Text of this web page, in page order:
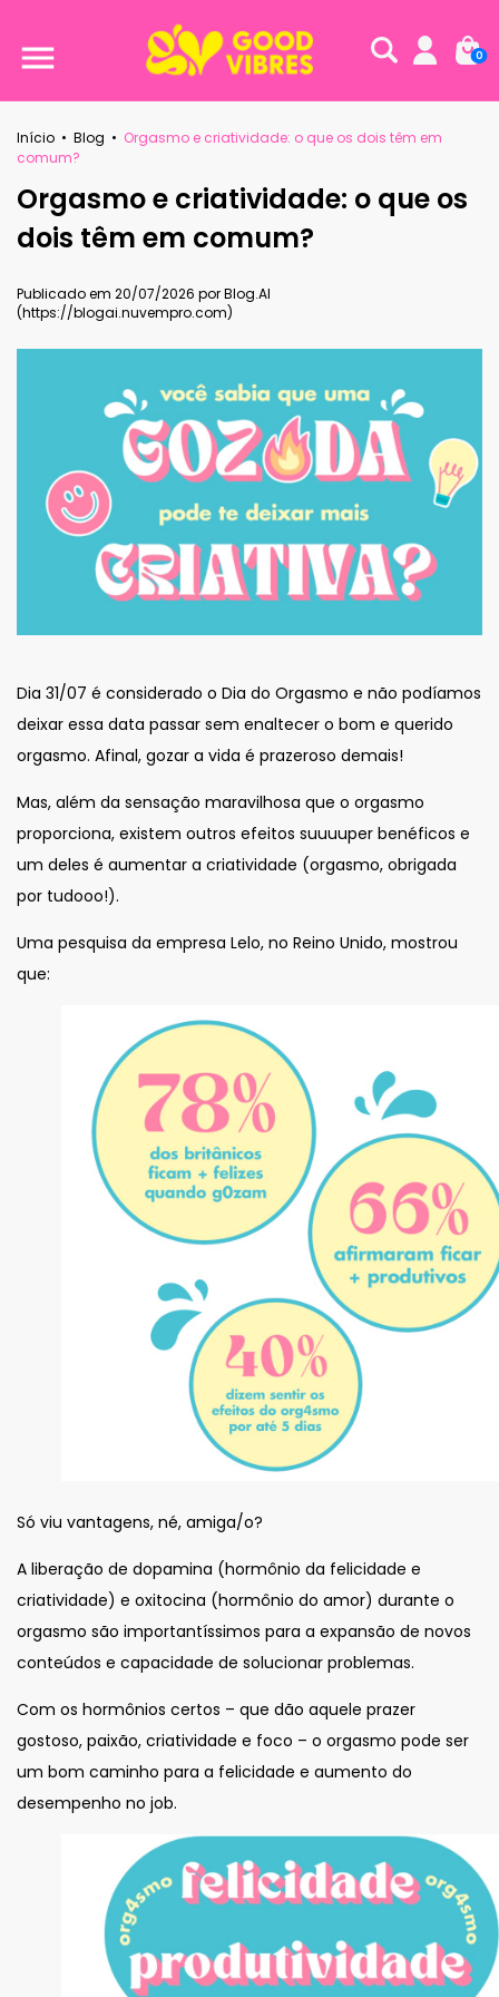
0
Início • Blog • Orgasmo e criatividade: o que os dois têm em
comum?
Orgasmo e criatividade: o que os
dois têm em comum?
Publicado em 20/07/2026 por Blog.AI
(https://blogai.nuvempro.com)
Dia 31/07 é considerado o Dia do Orgasmo e não podíamos
deixar essa data passar sem enaltecer o bom e querido
orgasmo. Afinal, gozar a vida é prazeroso demais!
Mas, além da sensação maravilhosa que o orgasmo
proporciona, existem outros efeitos suuuuper benéficos e
um deles é aumentar a criatividade (orgasmo, obrigada
por tudooo!).
Uma pesquisa da empresa Lelo, no Reino Unido, mostrou
que:
Só viu vantagens, né, amiga/o?
A liberação de dopamina (hormônio da felicidade e
criatividade) e oxitocina (hormônio do amor) durante o
orgasmo são importantíssimos para a expansão de novos
conteúdos e capacidade de solucionar problemas.
Com os hormônios certos – que dão aquele prazer
gostoso, paixão, criatividade e foco – o orgasmo pode ser
um bom caminho para a felicidade e aumento do
desempenho no job.